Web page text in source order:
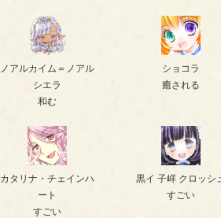
ノアルカイム＝ノアル
シエラ
和む
ショコラ
癒される
カタリナ・チェインハ
ート
すごい
黒イ 子㟄 クロッシ
すごい